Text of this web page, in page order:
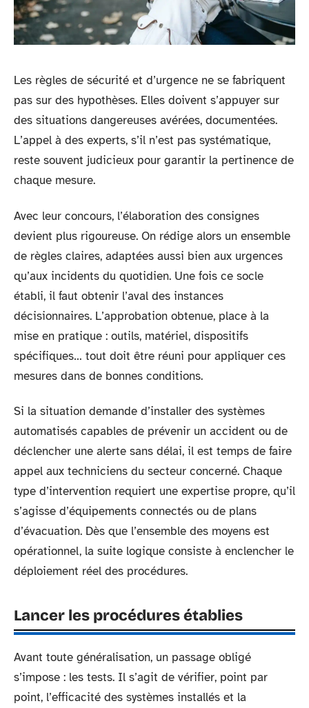
Les règles de sécurité et d’urgence ne se fabriquent
pas sur des hypothèses. Elles doivent s’appuyer sur
des situations dangereuses avérées, documentées.
L’appel à des experts, s’il n’est pas systématique,
reste souvent judicieux pour garantir la pertinence de
chaque mesure.
Avec leur concours, l’élaboration des consignes
devient plus rigoureuse. On rédige alors un ensemble
de règles claires, adaptées aussi bien aux urgences
qu’aux incidents du quotidien. Une fois ce socle
établi, il faut obtenir l’aval des instances
décisionnaires. L’approbation obtenue, place à la
mise en pratique : outils, matériel, dispositifs
spécifiques… tout doit être réuni pour appliquer ces
mesures dans de bonnes conditions.
Si la situation demande d’installer des systèmes
automatisés capables de prévenir un accident ou de
déclencher une alerte sans délai, il est temps de faire
appel aux techniciens du secteur concerné. Chaque
type d’intervention requiert une expertise propre, qu’il
s’agisse d’équipements connectés ou de plans
d’évacuation. Dès que l’ensemble des moyens est
opérationnel, la suite logique consiste à enclencher le
déploiement réel des procédures.
Lancer les procédures établies
Avant toute généralisation, un passage obligé
s’impose : les tests. Il s’agit de vérifier, point par
point, l’efficacité des systèmes installés et la